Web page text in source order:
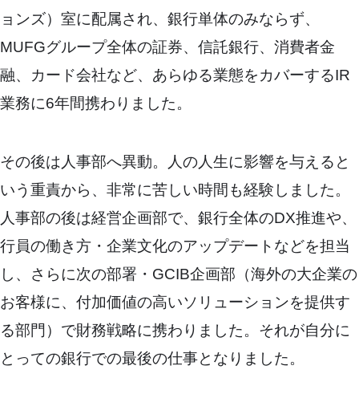
ョンズ）室に配属され、銀行単体のみならず、
MUFGグループ全体の証券、信託銀行、消費者金
融、カード会社など、あらゆる業態をカバーするIR
業務に6年間携わりました。
その後は人事部へ異動。人の人生に影響を与えると
いう重責から、非常に苦しい時間も経験しました。
人事部の後は経営企画部で、銀行全体のDX推進や、
行員の働き方・企業文化のアップデートなどを担当
し、さらに次の部署・GCIB企画部（海外の大企業の
お客様に、付加価値の高いソリューションを提供す
る部門）で財務戦略に携わりました。それが自分に
とっての銀行での最後の仕事となりました。